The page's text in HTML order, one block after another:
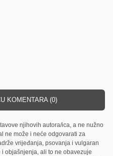
KOMENTARA (0)
njihovih autora/ica, a ne nužno
ne može i neće odgovarati za
vrijeđanja, psovanja i vulgaran
objašnjenja, ali to ne obavezuje